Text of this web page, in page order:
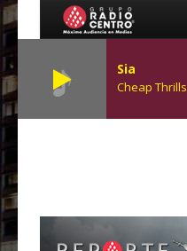
Sia
Cheap Thrills